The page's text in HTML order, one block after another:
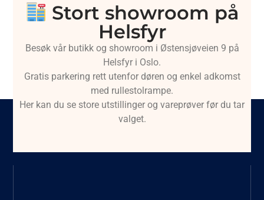
Stort showroom på
Helsfyr
Besøk vår butikk og showroom i Østensjøveien 9 på
Helsfyr i Oslo.
Gratis parkering rett utenfor døren og enkel adkomst
med rullestolrampe.
Her kan du se store utstillinger og vareprøver før du tar
valget.